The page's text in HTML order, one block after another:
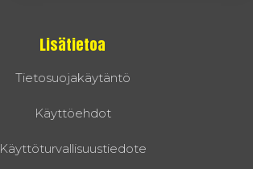
Lisätietoa
Tietosuojakäytäntö
Käyttöehdot
Käyttöturvallisuustiedote